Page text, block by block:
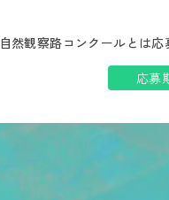
自然観察路コンクールとは応
応募